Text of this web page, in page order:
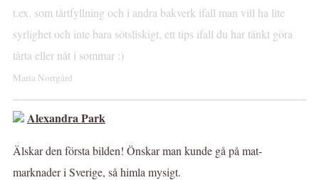
t.ex. som tårtfyllning och i andra bakverk ifall man vill ha lite
syrlighet och inte bara sötsliskigt, ett tips ifall du har tänkt göra
tårta eller nåt i sommar :)
Maria Norrgård
Alexandra Park
Älskar den första bilden! Önskar man kunde gå på mat-
marknader i Sverige, så himla mysigt.